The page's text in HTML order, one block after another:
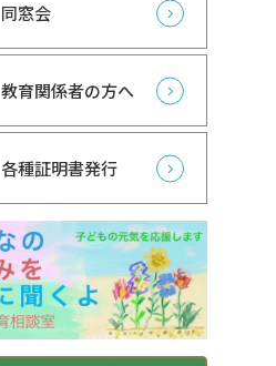
同窓会
教育関係者の方へ
各種証明書発行